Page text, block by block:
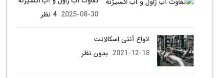
2025-08-30 4 نظر
انواع آنتی اسکالانت
2021-12-18 بدون نظر